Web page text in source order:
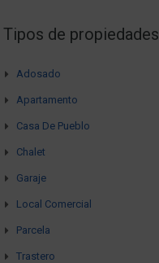
Tipos de propiedades
Adosado
Apartamento
Casa De Pueblo
Chalet
Garaje
Local Comercial
Parcela
Trastero